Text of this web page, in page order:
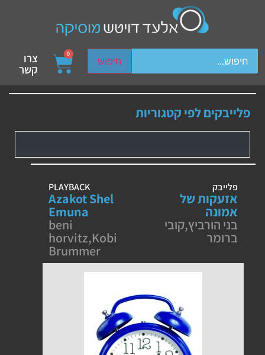
חיפוש
device users, explore by touch or with swipe gestures.
0 צרו
קשר
פלייבקים לפי קטגוריות
פלייבק
אזעקות של
אמונה
בני הורביץ,קובי
ברומר
PLAYBACK
Azakot Shel
Emuna
beni
horvitz,Kobi
Brummer